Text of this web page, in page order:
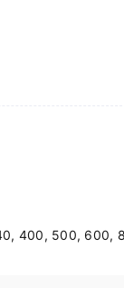
400, 500, 600,